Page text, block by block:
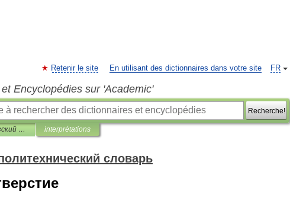
FR
Retenir le site En utilisant des dictionnaires dans votre site
Encyclopédies sur 'Academic'
Recherche!
Русско-французский политехнический словарь interprétations
словарь